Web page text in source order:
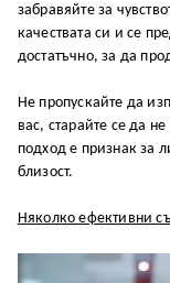
забравяйте за
качествата си и се
достатъчно, за да
Не пропускайте да
вас, старайте се да
подход е признак за
близост.
Няколко ефективни